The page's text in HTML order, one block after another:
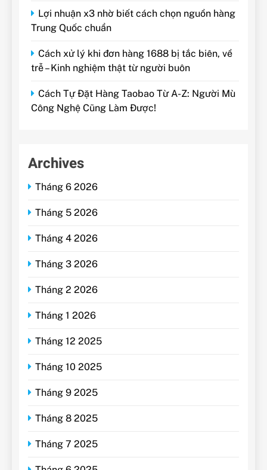
Lợi nhuận x3 nhờ biết cách chọn nguồn hàng
Trung Quốc chuẩn
Cách xử lý khi đơn hàng 1688 bị tắc biên, về
trễ – Kinh nghiệm thật từ người buôn
Cách Tự Đặt Hàng Taobao Từ A-Z: Người Mù
Công Nghệ Cũng Làm Được!
Archives
Tháng 6 2026
Tháng 5 2026
Tháng 4 2026
Tháng 3 2026
Tháng 2 2026
Tháng 1 2026
Tháng 12 2025
Tháng 10 2025
Tháng 9 2025
Tháng 8 2025
Tháng 7 2025